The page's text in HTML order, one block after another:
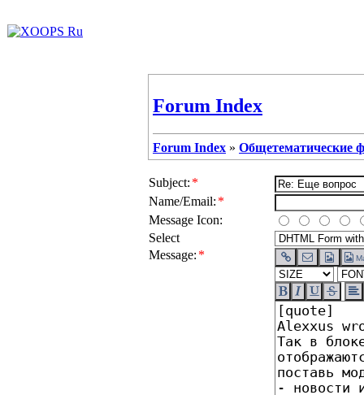
Forum Index
Forum Index » Общетематические
Subject: *
Name/Email: *
Message Icon:
Select
Message: *